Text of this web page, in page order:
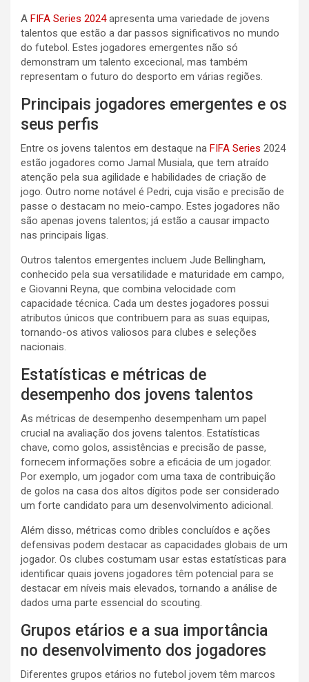
A FIFA Series 2024apresenta uma variedade de jovens
talentos que estão a dar passos significativos no mundo
do futebol. Estes jogadores emergentes não só
demonstram um talento excecional, mas também
representam o futuro do desporto em várias regiões.
Principais jogadores emergentes e os
seus perfis
Entre os jovens talentos em destaque na FIFA Series 2024
estão jogadores como Jamal Musiala, que tem atraído
atenção pela sua agilidade e habilidades de criação de
jogo. Outro nome notável é Pedri, cuja visão e precisão de
passe o destacam no meio-campo. Estes jogadores não
são apenas jovens talentos; já estão a causar impacto
nas principais ligas.
Outros talentos emergentes incluem Jude Bellingham,
conhecido pela sua versatilidade e maturidade em campo,
e Giovanni Reyna, que combina velocidade com
capacidade técnica. Cada um destes jogadores possui
atributos únicos que contribuem para as suas equipas,
tornando-os ativos valiosos para clubes e seleções
nacionais.
Estatísticas e métricas de
desempenho dos jovens talentos
As métricas de desempenho desempenham um papel
crucial na avaliação dos jovens talentos. Estatísticas
chave, como golos, assistências e precisão de passe,
fornecem informações sobre a eficácia de um jogador.
Por exemplo, um jogador com uma taxa de contribuição
de golos na casa dos altos dígitos pode ser considerado
um forte candidato para um desenvolvimento adicional.
Além disso, métricas como dribles concluídos e ações
defensivas podem destacar as capacidades globais de um
jogador. Os clubes costumam usar estas estatísticas para
identificar quais jovens jogadores têm potencial para se
destacar em níveis mais elevados, tornando a análise de
dados uma parte essencial do scouting.
Grupos etários e a sua importância
no desenvolvimento dos jogadores
Diferentes grupos etários no futebol jovem têm marcos